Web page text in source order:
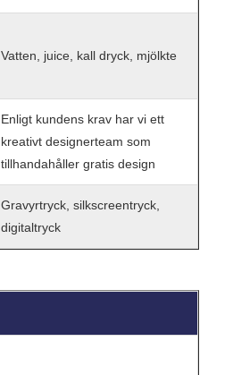
Vatten, juice, kall dryck, mjölkte
Enligt kundens krav har vi ett
kreativt designerteam som
tillhandahåller gratis design
Gravyrtryck, silkscreentryck,
digitaltryck